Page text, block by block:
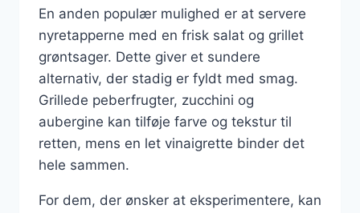
En anden populær mulighed er at servere
nyretapperne med en frisk salat og grillet
grøntsager. Dette giver et sundere
alternativ, der stadig er fyldt med smag.
Grillede peberfrugter, zucchini og
aubergine kan tilføje farve og tekstur til
retten, mens en let vinaigrette binder det
hele sammen.
For dem, der ønsker at eksperimentere, kan